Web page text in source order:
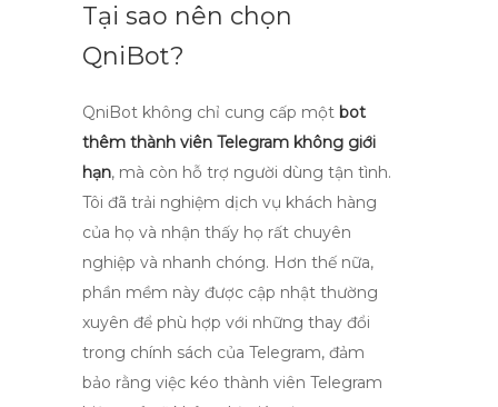
Tại sao nên chọn
QniBot?
QniBot không chỉ cung cấp một bot
thêm thành viên Telegram không giới
hạn, mà còn hỗ trợ người dùng tận tình.
Tôi đã trải nghiệm dịch vụ khách hàng
của họ và nhận thấy họ rất chuyên
nghiệp và nhanh chóng. Hơn thế nữa,
phần mềm này được cập nhật thường
xuyên để phù hợp với những thay đổi
trong chính sách của Telegram, đảm
bảo rằng việc kéo thành viên Telegram